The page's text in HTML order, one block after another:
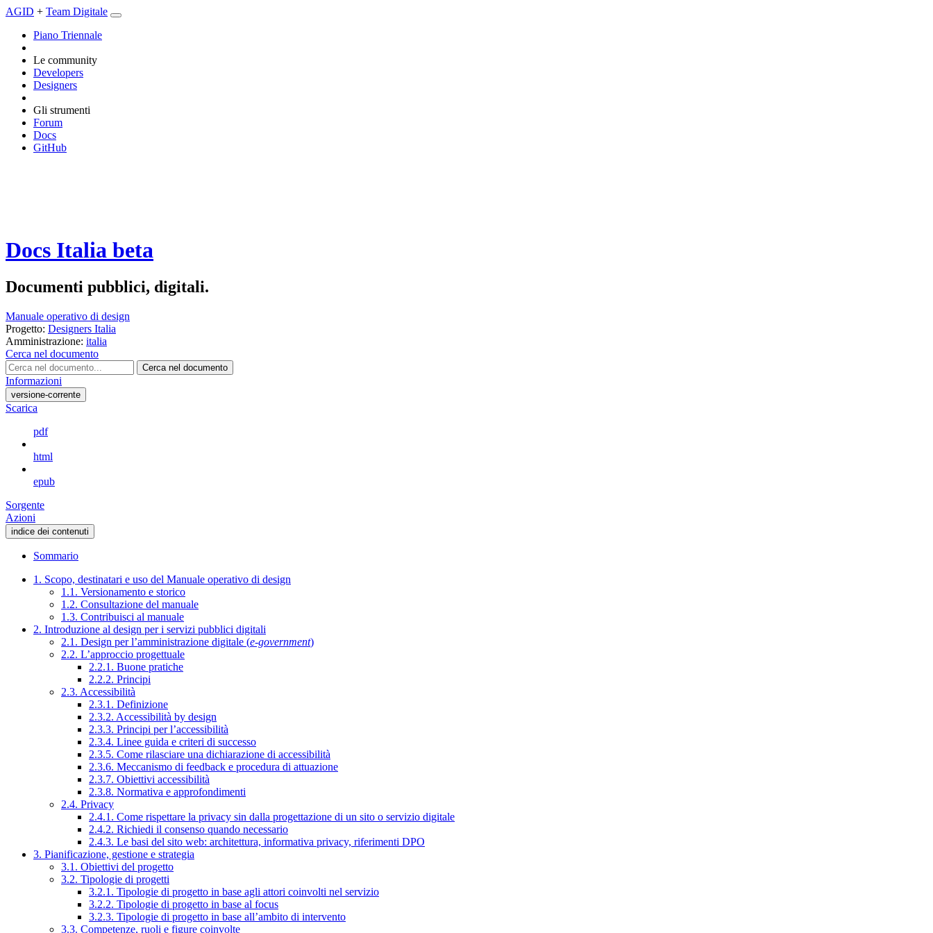
AGID + Team Digitale
Piano Triennale
Le community
Developers
Designers
Gli strumenti
Forum
Docs
GitHub
Docs Italia beta
Documenti pubblici, digitali.
Manuale operativo di design
Progetto: Designers Italia
Amministrazione: italia
Cerca nel documento
Cerca nel documento
Informazioni
versione-corrente
Scarica
pdf
html
epub
Sorgente
Azioni
indice dei contenuti
Sommario
1. Scopo, destinatari e uso del Manuale operativo di design
1.1. Versionamento e storico
1.2. Consultazione del manuale
1.3. Contribuisci al manuale
2. Introduzione al design per i servizi pubblici digitali
2.1. Design per l’amministrazione digitale (e-government)
2.2. L’approccio progettuale
2.2.1. Buone pratiche
2.2.2. Principi
2.3. Accessibilità
2.3.1. Definizione
2.3.2. Accessibilità by design
2.3.3. Principi per l’accessibilità
2.3.4. Linee guida e criteri di successo
2.3.5. Come rilasciare una dichiarazione di accessibilità
2.3.6. Meccanismo di feedback e procedura di attuazione
2.3.7. Obiettivi accessibilità
2.3.8. Normativa e approfondimenti
2.4. Privacy
2.4.1. Come rispettare la privacy sin dalla progettazione di un sito o servizio digitale
2.4.2. Richiedi il consenso quando necessario
2.4.3. Le basi del sito web: architettura, informativa privacy, riferimenti DPO
3. Pianificazione, gestione e strategia
3.1. Obiettivi del progetto
3.2. Tipologie di progetti
3.2.1. Tipologie di progetto in base agli attori coinvolti nel servizio
3.2.2. Tipologie di progetto in base al focus
3.2.3. Tipologie di progetto in base all’ambito di intervento
3.3. Competenze, ruoli e figure coinvolte